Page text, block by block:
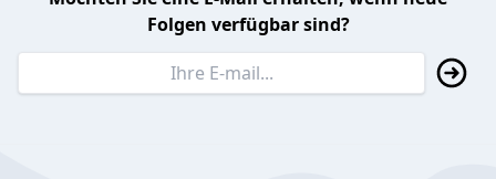
Folgen verfügbar sind?